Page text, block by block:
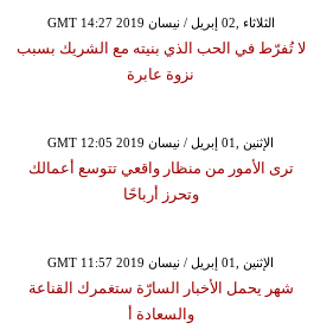
GMT 14:27 2019 الثلاثاء ,02 إبريل / نيسان
لا تُفرّط في الحب الذي بنيته مع الشريك بسبب
نزوة عابرة
GMT 12:05 2019 الإثنين ,01 إبريل / نيسان
ترى الأمور من منظار واقعي تتوسع أعمالك
وتحرز أرباحًا
GMT 11:57 2019 الإثنين ,01 إبريل / نيسان
شهر يحمل الأخبار السارّة ستغمرك القناعة
والسعادة أ